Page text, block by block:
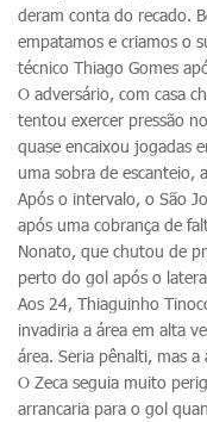
deram conta do recado.
empatamos e criamos o
técnico Thiago Gomes
O adversário, com casa
tentou exercer pressão
quase encaixou jogadas
uma sobra de escanteio,
Após o intervalo, o São
após uma cobrança de
Nonato, que chutou de
perto do gol após o
Aos 24, Thiaguinho
invadiria a área em alta
área. Seria pênalti, mas
O Zeca seguia muito
arrancaria para o gol